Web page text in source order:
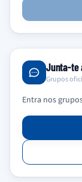
Junta-te
Grupos
Entra nos